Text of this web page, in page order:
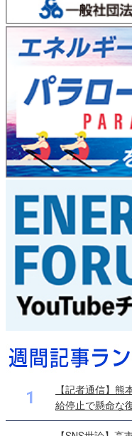
1
【記者通信】
給停止で懸命な